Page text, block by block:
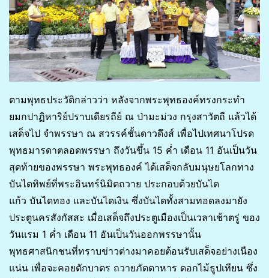
ตามพุทธประวัติกล่าวว่า หลังจากพระพุทธองค์ทรงกระทำ
ยมกปาฏิหาริย์ปราบเดียรถีย์ ณ ป่ามะม่วง กรุงสาวัตถี แล้วได้
เสด็จไป จำพรรษา ณ สวรรค์ชั้นดาวดึงส์ เพื่อไปเทศนาโปรด
พุทธมารดาตลอดพรรษา ถึงวันขึ้น 15 ค่ำ เดือน 11 อันเป็นวัน
สุดท้ายของพรรษา พระพุทธองค์ ได้เสด็จกลับมนุษยโลกทาง
บันไดทิพย์ที่พระอินทร์นิมิตถวาย ประกอบด้วยบันได
แก้ว บันไดทอง และบันไดเงิน ซึ่งบันไดทั้งสามทอดลงมายัง
ประตูนครสังกัสสะ เมื่อเสด็จถึงประตูเมืองเป็นเวลาเช้าตรู่ ของ
วันแรม 1 ค่ำ เดือน 11 อันเป็นวันออกพรรษานั้น
พุทธศาสนิกชนที่ทราบข่าวต่างมาคอยต้อนรับเสด็จอย่างเนือง
แน่น เพื่อจะคอยตักบาตร ถวายภัตตาหาร ดอกไม้ธูปเทียน ซึ่ง